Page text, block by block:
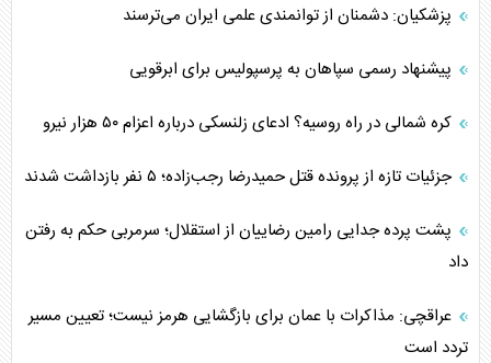
پزشکیان: دشمنان از توانمندی علمی ایران می‌ترسند
پیشنهاد رسمی سپاهان به پرسپولیس برای ابرقویی
کره شمالی در راه روسیه؟ ادعای زلنسکی درباره اعزام ۵۰ هزار نیرو
جزئیات تازه از پرونده قتل حمیدرضا رجب‌زاده؛ ۵ نفر بازداشت شدند
پشت پرده جدایی رامین رضاییان از استقلال؛ سرمربی حکم به رفتن
داد
عراقچی: مذاکرات با عمان برای بازگشایی هرمز نیست؛ تعیین مسیر
تردد است